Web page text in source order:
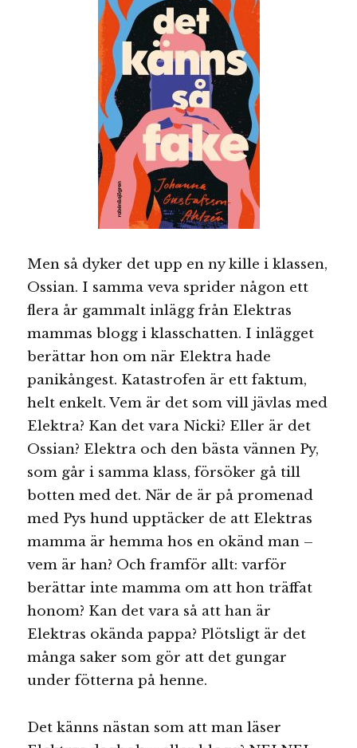
Men så dyker det upp en ny kille i klassen,
Ossian. I samma veva sprider någon ett
flera år gammalt inlägg från Elektras
mammas blogg i klasschatten. I inlägget
berättar hon om när Elektra hade
panikångest. Katastrofen är ett faktum,
helt enkelt. Vem är det som vill jävlas med
Elektra? Kan det vara Nicki? Eller är det
Ossian? Elektra och den bästa vännen Py,
som går i samma klass, försöker gå till
botten med det. När de är på promenad
med Pys hund upptäcker de att Elektras
mamma är hemma hos en okänd man –
vem är han? Och framför allt: varför
berättar inte mamma om att hon träffat
honom? Kan det vara så att han är
Elektras okända pappa? Plötsligt är det
många saker som gör att det gungar
under fötterna på henne.
Det känns nästan som att man läser